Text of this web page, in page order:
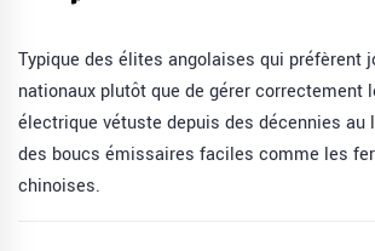
Typique des élites angolaises qui préfèrent
nationaux plutôt que de gérer correctement
électrique vétuste depuis des décennies au
des boucs émissaires faciles comme les
chinoises.